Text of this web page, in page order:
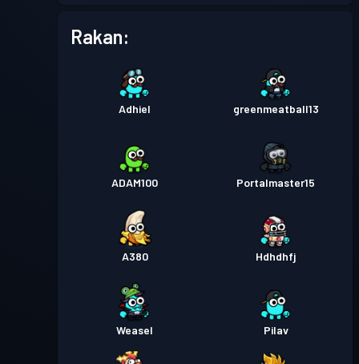
Rakan:
Adhiel greenmeatball13
ADAM100 Portalmaster15
A380 Hdhdhfj
Weasel Pilav